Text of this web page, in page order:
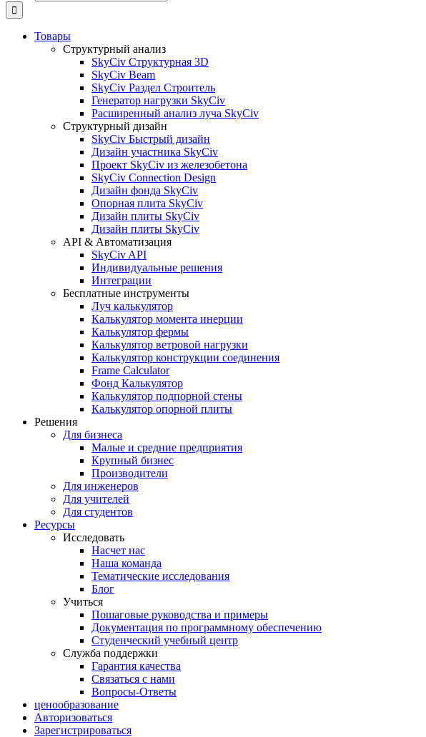
Товары
Структурный анализ
SkyCiv Структурная 3D
SkyCiv Beam
SkyCiv Раздел Строитель
Генератор нагрузки SkyCiv
Расширенный анализ луча SkyCiv
Структурный дизайн
SkyCiv Быстрый дизайн
Дизайн участника SkyCiv
Проект SkyCiv из железобетона
SkyCiv Connection Design
Дизайн фонда SkyCiv
Опорная плита SkyCiv
Дизайн плиты SkyCiv
Дизайн плиты SkyCiv
API & Автоматизация
SkyCiv API
Индивидуальные решения
Интеграции
Бесплатные инструменты
Луч калькулятор
Калькулятор момента инерции
Калькулятор фермы
Калькулятор ветровой нагрузки
Калькулятор конструкции соединения
Frame Calculator
Фонд Калькулятор
Калькулятор подпорной стены
Калькулятор опорной плиты
Решения
Для бизнеса
Малые и средние предприятия
Крупный бизнес
Производители
Для инженеров
Для учителей
Для студентов
Ресурсы
Исследовать
Насчет нас
Наша команда
Тематические исследования
Блог
Учиться
Пошаговые руководства и примеры
Документация по программному обеспечению
Студенческий учебный центр
Служба поддержки
Гарантия качества
Связаться с нами
Вопросы-Ответы
ценообразование
Авторизоваться
Зарегистрироваться